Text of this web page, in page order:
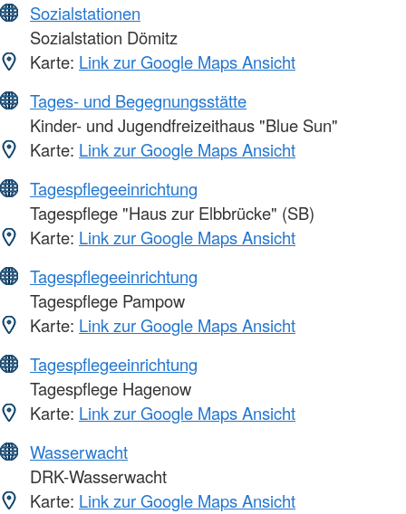
Sozialstationen
Sozialstation Dömitz
Karte: Link zur Google Maps Ansicht
Tages- und Begegnungsstätte
Kinder- und Jugendfreizeithaus "Blue Sun"
Karte: Link zur Google Maps Ansicht
Tagespflegeeinrichtung
Tagespflege "Haus zur Elbbrücke" (SB)
Karte: Link zur Google Maps Ansicht
Tagespflegeeinrichtung
Tagespflege Pampow
Karte: Link zur Google Maps Ansicht
Tagespflegeeinrichtung
Tagespflege Hagenow
Karte: Link zur Google Maps Ansicht
Wasserwacht
DRK-Wasserwacht
Karte: Link zur Google Maps Ansicht